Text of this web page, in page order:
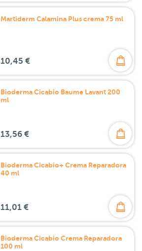
Martiderm Calamina Plus crema 75 ml
10,45 €
Bioderma Cicabio Baume Lavant 200
ml
13,56 €
Bioderma Cicabio+ Crema Reparadora
40 ml
11,01 €
Bioderma Cicabio Crema Reparadora
100 ml